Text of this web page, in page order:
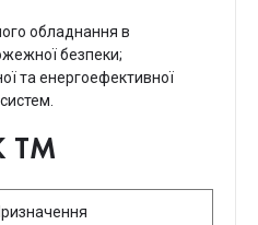
обладнання в
безпеки;
та енергоефективної
ТМ